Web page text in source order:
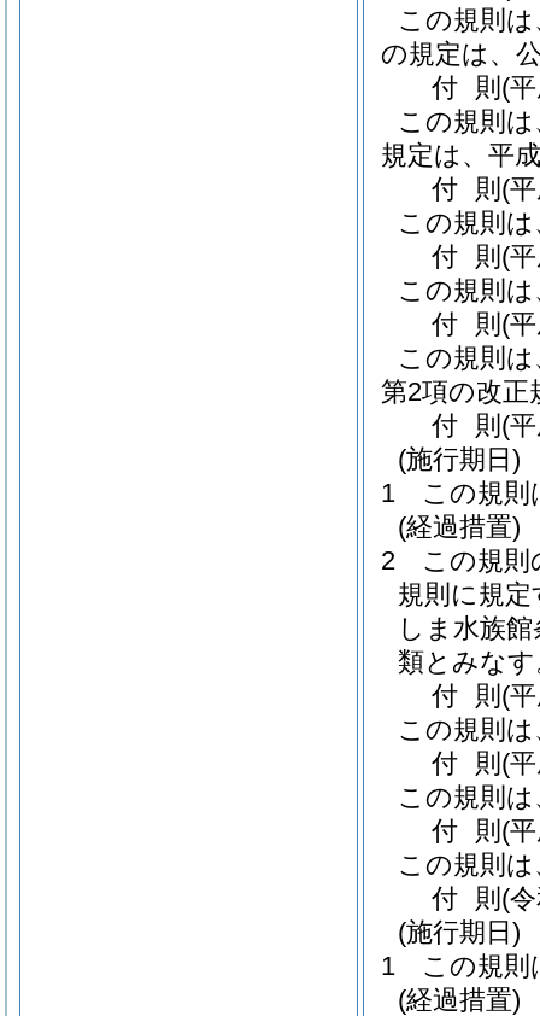
この規則
の規定は、
付 則 (
この規則
規定は、平
付 則 (
この規則
付 則 (
この規則
付 則 (
この規則
第2項の改正
付 則 (
(施行期日)
1
この規則
(経過措置)
2
この規則
規則に規
しま水族
類とみなす
付 則 (
この規則
付 則 (
この規則
付 則 (
この規則
付 則 (
(施行期日)
1
この規則
(経過措置)